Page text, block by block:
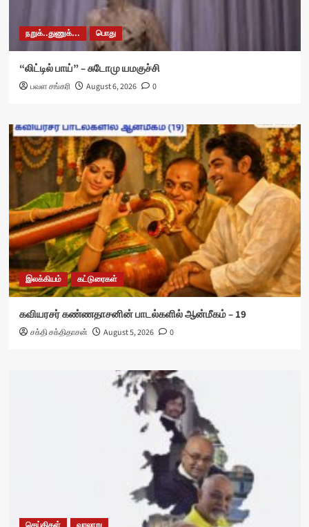
நறுக்..துணுக்... பொது
“லிட்டில் பாய்” – சுடோமு யமகுச்சி
பவள சங்கரி August 6, 2026 0
இலக்கியம் கட்டுரைகள்
கவியரசர் கண்ணதாசனின் பாடல்களில் ஆன்மீகம் – 19
சக்தி சக்திதாசன் August 5, 2026 0